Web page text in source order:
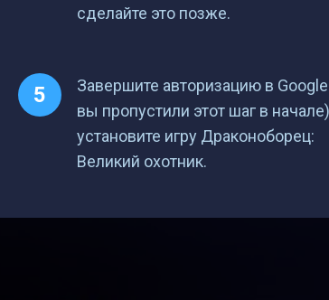
сделайте это позже.
Завершите авторизацию в
вы пропустили этот шаг в
установите игру Драконоборец:
Великий охотник.